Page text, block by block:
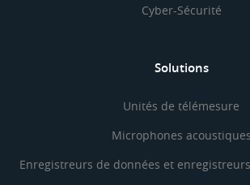
Cyber-Sécurité
Solutions
Unités de télémesure
Microphones acoustiques
Enregistreurs de données et